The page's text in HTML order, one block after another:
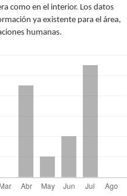
como en el interior. Los datos
ya existente para el área,
humanas.